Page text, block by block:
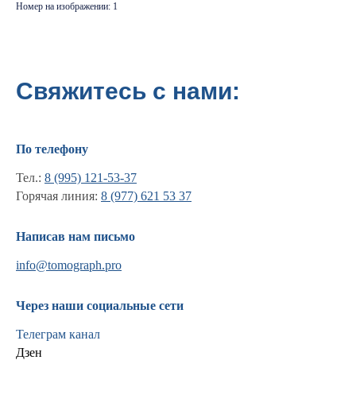
Номер на изображении: 1
Свяжитесь с нами:
По телефону
Тел.: 8 (995) 121-53-37
Горячая линия: 8 (977) 621 53 37
Написав нам письмо
info@tomograph.pro
Через наши социальные сети
Телеграм канал
Дзен
Новости и статьи
Наши проекты
Лицензии